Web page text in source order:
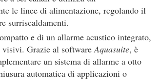
le linee di alimentazione, regolando il
surriscaldamenti.
e di un allarme acustico integrato,
visivi. Grazie al softwareAquasuite, è
un sistema di allarme a otto
automatica di applicazioni o